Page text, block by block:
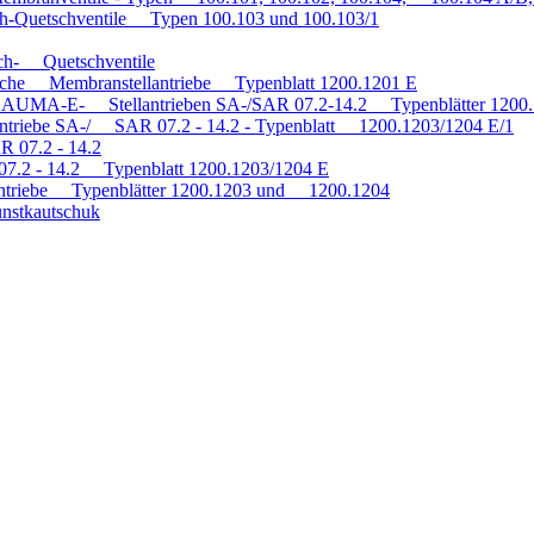
Typen 100.103 und 100.103/1
Quetschventile
Membranstellantriebe Typenblatt 1200.1201 E
AUMA-E- Stellantrieben SA-/SAR 07.2-14.2 Typenblätter
SA-/ SAR 07.2 - 14.2 - Typenblatt 1200.1203/1204 E/1
07.2 - 14.2
- 14.2 Typenblatt 1200.1203/1204 E
Typenblätter 1200.1203 und 1200.1204